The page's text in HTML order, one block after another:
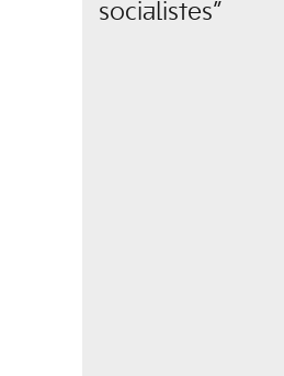
socialistes”